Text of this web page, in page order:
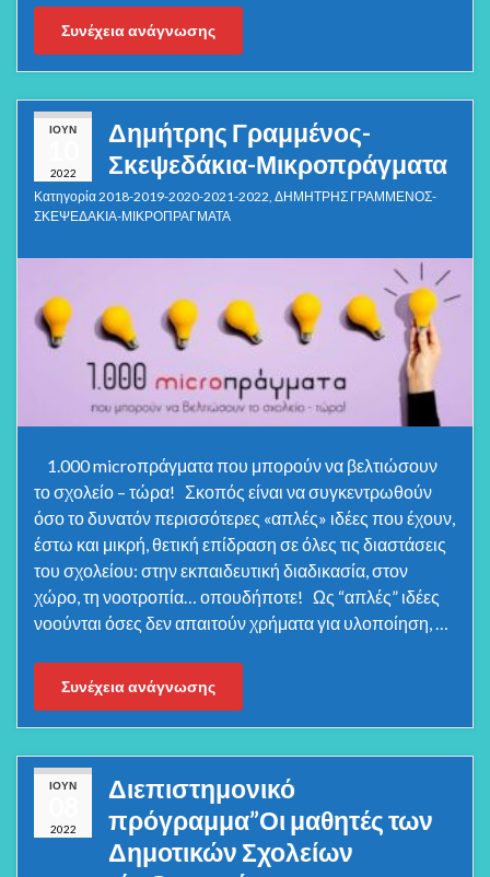
Συνέχεια ανάγνωσης
ΙΟΎΝ
2022
Δημήτρης Γραμμένος-
Σκεψεδάκια-Μικροπράγματα
Κατηγορία2018-2019-2020-2021-2022, ΔΗΜΗΤΡΗΣ ΓΡΑΜΜΕΝΟΣ-
ΣΚΕΨΕΔΑΚΙΑ-ΜΙΚΡΟΠΡΑΓΜΑΤΑ
1.000 microπράγματα που μπορούν να βελτιώσουν
το σχολείο – τώρα! Σκοπός είναι να συγκεντρωθούν
όσο το δυνατόν περισσότερες «απλές» ιδέες που έχουν,
έστω και μικρή, θετική επίδραση σε όλες τις διαστάσεις
του σχολείου: στην εκπαιδευτική διαδικασία, στον
χώρο, τη νοοτροπία… οπουδήποτε! Ως “απλές” ιδέες
νοούνται όσες δεν απαιτούν χρήματα για υλοποίηση, …
Συνέχεια ανάγνωσης
ΙΟΎΝ
2022
Διεπιστημονικό
πρόγραμμα”Οι μαθητές των
Δημοτικών Σχολείων